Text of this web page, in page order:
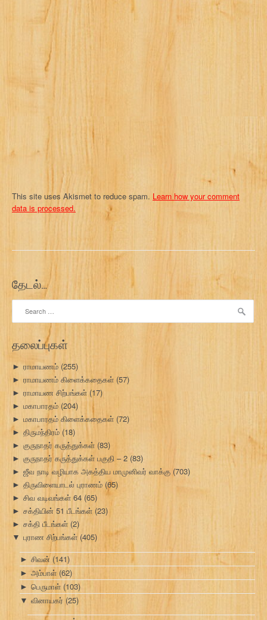
This site uses Akismet to reduce spam. Learn how your comment
data is processed.
தேடல்…
தலைப்புகள்
► ராமாயணம் (255)
► ராமாயணம் கிளைக்கதைகள் (57)
► ராமாயண சிற்பங்கள் (17)
► மகாபாரதம் (204)
► மகாபாரதம் கிளைக்கதைகள் (72)
► திருமந்திரம் (18)
► குருநாதர் கருத்துக்கள் (83)
► குருநாதர் கருத்துக்கள் பகுதி – 2 (83)
► ஜீவ நாடி வழியாக அகத்திய மாமுனிவர் வாக்கு (703)
► திருவிளையாடல் புராணம் (65)
► சிவ வடிவங்கள் 64 (65)
► சக்தியின் 51 பீடங்கள் (23)
► சக்தி பீடங்கள் (2)
▼ புராண சிற்பங்கள் (405)
► சிவன்(141)
► அம்பாள் (62)
► பெருமாள் (103)
▼ வினாயகர் (25)